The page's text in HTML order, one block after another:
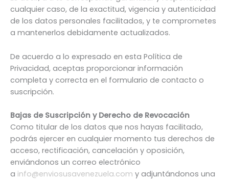
cualquier caso, de la exactitud, vigencia y autenticidad
de los datos personales facilitados, y te comprometes
a mantenerlos debidamente actualizados.
De acuerdo a lo expresado en esta Política de
Privacidad, aceptas proporcionar información
completa y correcta en el formulario de contacto o
suscripción.
Bajas de Suscripción y Derecho de Revocación
Como titular de los datos que nos hayas facilitado,
podrás ejercer en cualquier momento tus derechos de
acceso, rectificación, cancelación y oposición,
enviándonos un correo electrónico
a info@enviosusavenezuela.com y adjuntándonos una